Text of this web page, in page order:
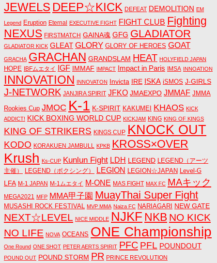
JEWELS DEEP☆KICK DEFEAT DEMOLITION EM
Legend Eruption Eternal EXECUTIVE FIGHT FIGHT CLUB Fighting
NEXUS FIRSTMATCH GAINA魂 GFG GLADIATOR
GLADIATOR KICK GLEAT GLORY GLORY OF HEROES GOAT
GRACHA GRACHAN GRANDSLAM HEAT HOLYFIELD JAPAN
HOPE IBFムエタイ IGF IMMAF IMPACT Impact in Paris IMSA INNOATION
INNOVATION INNOVATON Invicta IRE ISKA iSMOS J-GIRLS
J-NETWORK JANJIRA SPIRIT JFKO JMAEXPO JMMAF JMMA
Rookies Cup JMOC K-1 K-SPIRIT KAKUMEI KHAOS KICK
ADDICT! KICK BOXING WORLD CUP KICKJAM KING KING OF KINGS
KING OF STRIKERS KINGS CUP KNOCK OUT
KODO KORAKUEN JAMBULL KPKB KROSS×OVER
Krush Ks-CUP Kunlun Fight LDH LEGEND LEGEND（アーツ
主催）
LEGEND（ボクシング） LEGION LEGION☆JAPAN Level-G
LFA M-1 JAPAN M-1ムエタイ M-ONE MAS FIGHT MAX FC MAキック
MEGA2021 MFP MMA甲子園 MuayThai Super Fight
MUSASHI ROCK FESTIVAL MVP MMA Naiza FC NARIAGARI NEW GATE
NEXT☆LEVEL NICE MIDDLE NJKF NKB NO KICK
NO LIFE NOVA OCEANS ONE Championship
One Round ONE SHOT PETER AERTS SPIRIT PFC PFL POUNDOUT
POUND OUT POUND STORM PR PRINCE REVOLUTION